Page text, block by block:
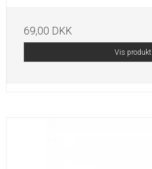
69,00 DKK
Vis produkt